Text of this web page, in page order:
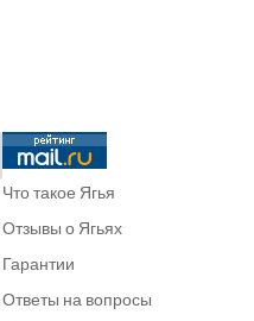
Что такое Ягья
Отзывы о Ягьях
Гарантии
Ответы на вопросы